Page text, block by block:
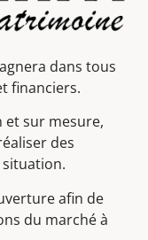
dans tous
financiers.
et sur mesure,
des
afin de
du marché à